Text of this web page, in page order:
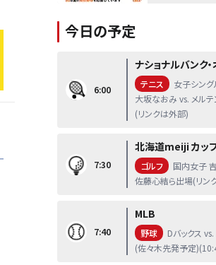
今日の予定
6:00
ナショナルバンク
テニス
女子シン
大坂なおみ vs. メル
(リンクは外部)
7:30
北海道meiji カッ
ゴルフ
国内女子
佐藤心結ら出場(リン
7:40
MLB
野球
Dバックス
(佐々木先発予定